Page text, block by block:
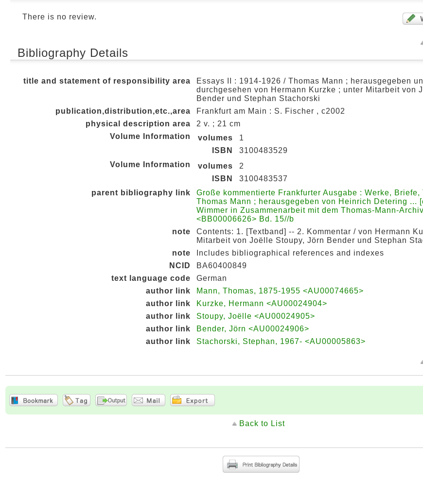
There is no review.
Bibliography Details
title and statement of responsibility area
Essays II : 1914-1926 / Thomas Mann ; herausgegeben
durchgesehen von Hermann Kurzke ; unter Mitarbeit von
Bender und Stephan Stachorski
publication,distribution,etc.,area
Frankfurt am Main : S. Fischer , c2002
physical description area
2 v. ; 21 cm
Volume Information
volumes
1
ISBN
3100483529
Volume Information
volumes
2
ISBN
3100483537
parent bibliography link
Große kommentierte Frankfurter Ausgabe : Werke, Briefe,
Thomas Mann ; herausgegeben von Heinrich Detering ...
Wimmer in Zusammenarbeit mit dem Thomas-Mann-
<BB00006626> Bd. 15//b
note
Contents: 1. [Textband] -- 2. Kommentar / von Hermann
Mitarbeit von Joëlle Stoupy, Jörn Bender und Stephan
note
Includes bibliographical references and indexes
NCID
BA60400849
text language code
German
author link
Mann, Thomas, 1875-1955 <AU00074665>
author link
Kurzke, Hermann <AU00024904>
author link
Stoupy, Joëlle <AU00024905>
author link
Bender, Jörn <AU00024906>
author link
Stachorski, Stephan, 1967- <AU00005863>
Back to List